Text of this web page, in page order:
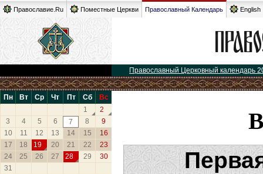
Православие.Ru Поместные Церкви Православный Календарь English
Православный Церковный календарь
Пн Вт Ср Чт Пт Сб
Вс
1
2
3
4 5 6 7 8
9
10
11 12 13 14 15
16
17
18 19 20 21 22
23
24
25 26 27 28 29
30
31